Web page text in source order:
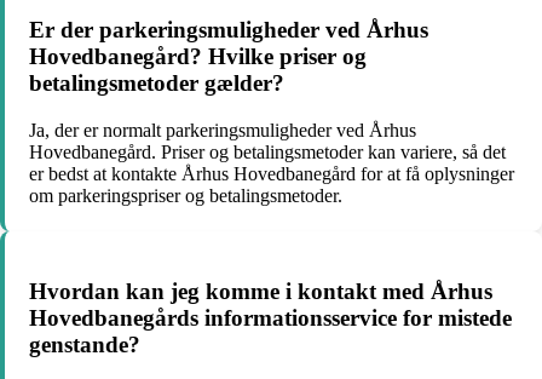
Er der parkeringsmuligheder ved Århus
Hovedbanegård? Hvilke priser og
betalingsmetoder gælder?
Ja, der er normalt parkeringsmuligheder ved Århus
Hovedbanegård. Priser og betalingsmetoder kan variere, så det
er bedst at kontakte Århus Hovedbanegård for at få oplysninger
om parkeringspriser og betalingsmetoder.
Hvordan kan jeg komme i kontakt med Århus
Hovedbanegårds informationsservice for mistede
genstande?